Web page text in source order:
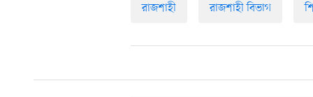
রাজশাহী রাজশাহী বিভাগ